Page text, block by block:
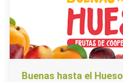
Buenas hasta el Hueso